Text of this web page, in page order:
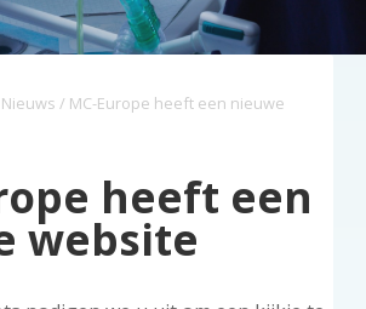
Nieuws / MC-Europe heeft een nieuwe
heeft een
website